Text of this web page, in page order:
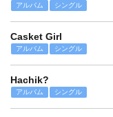
アルバム シングル
Casket Girl
アルバム シングル
Hachik?
アルバム シングル